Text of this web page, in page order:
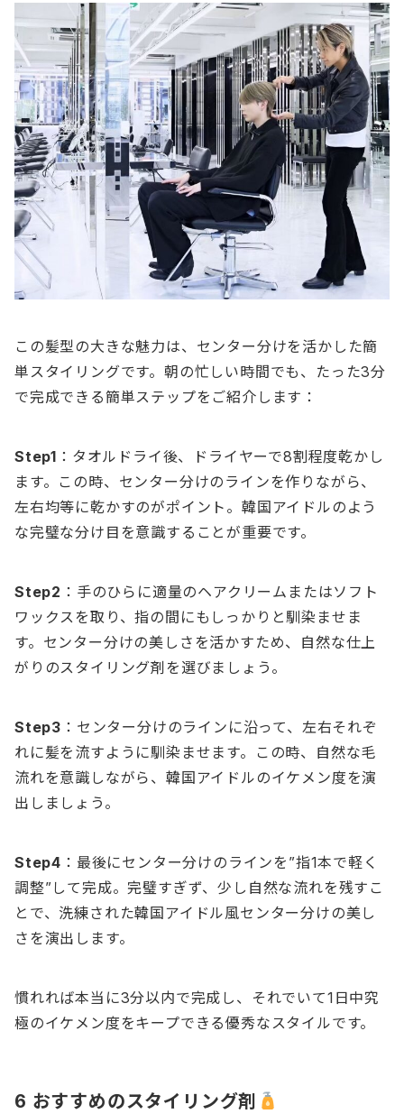
この髪型の大きな魅力は、センター分けを活かした簡
単スタイリングです。朝の忙しい時間でも、たった3分
で完成できる簡単ステップをご紹介します：
Step1 ：タオルドライ後、ドライヤーで8割程度乾かし
ます。この時、センター分けのラインを作りながら、
左右均等に乾かすのがポイント。韓国アイドルのよう
な完璧な分け目を意識することが重要です。
Step2 ：手のひらに適量のヘアクリームまたはソフト
ワックスを取り、指の間にもしっかりと馴染ませま
す。センター分けの美しさを活かすため、自然な仕上
がりのスタイリング剤を選びましょう。
Step3 ：センター分けのラインに沿って、左右それぞ
れに髪を流すように馴染ませます。この時、自然な毛
流れを意識しながら、韓国アイドルのイケメン度を演
出しましょう。
Step4 ：最後にセンター分けのラインを”指1本で軽く
調整”して完成。完璧すぎず、少し自然な流れを残すこ
とで、洗練された韓国アイドル風センター分けの美し
さを演出します。
慣れれば本当に3分以内で完成し、それでいて1日中究
極のイケメン度をキープできる優秀なスタイルです。
6 おすすめのスタイリング剤